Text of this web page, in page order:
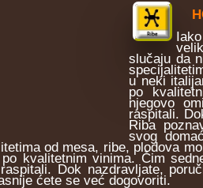
slučaju da
u neki
po
njegovo
raspitali.
Riba
svog
od mesa, ribe, plodova
kvalitetnim vinima. Čim
Dok nazdravljate,
ćete se već dogovoriti.